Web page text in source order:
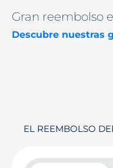
Gran reembolso
Descubre nuestras
EL REEMBOLSO